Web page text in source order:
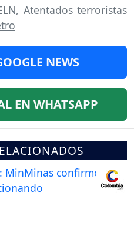
, Atentados terroristas
NEWS
EN WHATSAPP